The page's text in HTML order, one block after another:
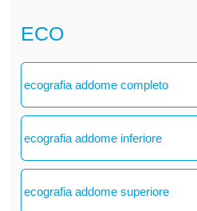
ECO
ecografia addome completo
ecografia addome inferiore
ecografia addome superiore